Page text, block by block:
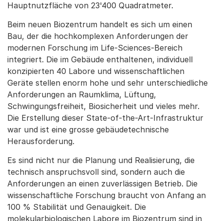
Hauptnutzfläche von 23'400 Quadratmeter.
Beim neuen Biozentrum handelt es sich um einen
Bau, der die hochkomplexen Anforderungen der
modernen Forschung im Life-Sciences-Bereich
integriert. Die im Gebäude enthaltenen, individuell
konzipierten 40 Labore und wissenschaftlichen
Geräte stellen enorm hohe und sehr unterschiedliche
Anforderungen an Raumklima, Lüftung,
Schwingungsfreiheit, Biosicherheit und vieles mehr.
Die Erstellung dieser State-of-the-Art-Infrastruktur
war und ist eine grosse gebäudetechnische
Herausforderung.
Es sind nicht nur die Planung und Realisierung, die
technisch anspruchsvoll sind, sondern auch die
Anforderungen an einen zuverlässigen Betrieb. Die
wissenschaftliche Forschung braucht von Anfang an
100 % Stabilität und Genauigkeit. Die
molekularbiologischen Labore im Biozentrum sind in